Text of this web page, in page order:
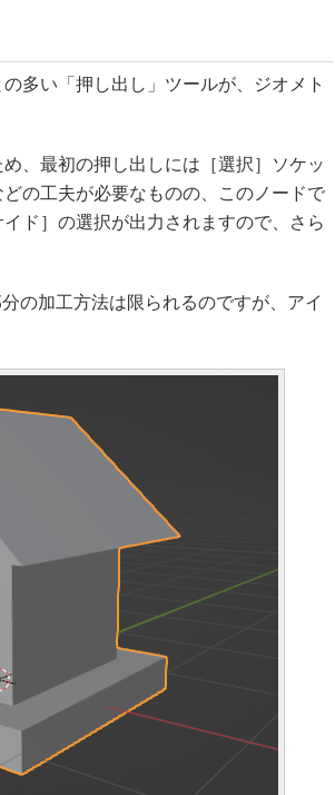
多い「押し出し」ツールが、ジオメト
、最初の押し出しには［選択］ソケッ
の工夫が必要なものの、このノードで
ド］の選択が出力されますので、さら
の加工方法は限られるのですが、アイ